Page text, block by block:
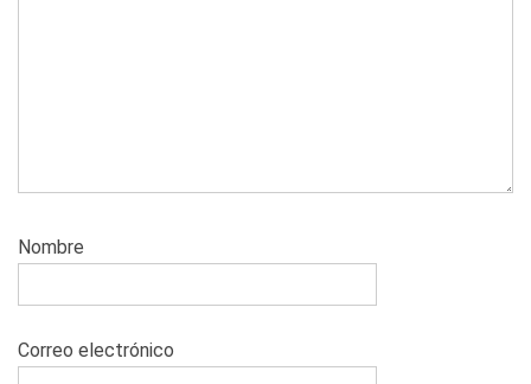
Nombre
Correo electrónico